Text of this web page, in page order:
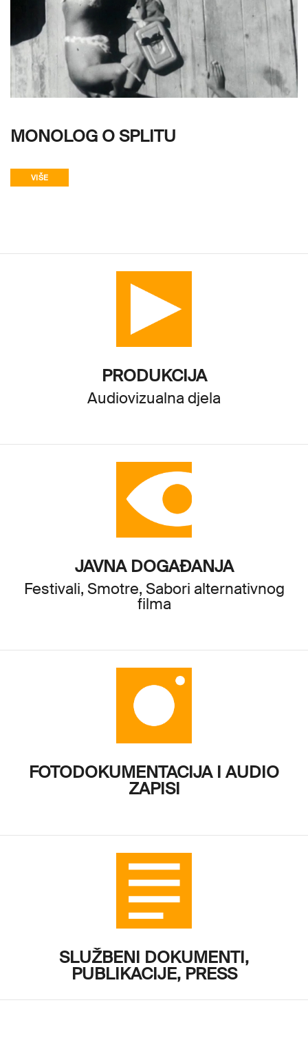
MONOLOG O SPLITU
VIŠE
PRODUKCIJA
Audiovizualna djela
JAVNA DOGAĐANJA
Festivali, Smotre, Sabori alternativnog
filma
FOTODOKUMENTACIJA I AUDIO
ZAPISI
SLUŽBENI DOKUMENTI,
PUBLIKACIJE, PRESS